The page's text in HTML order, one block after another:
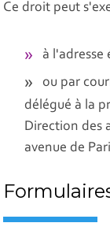
Ce droit peut
à
ou par
délégué à la
Direction des
avenue de